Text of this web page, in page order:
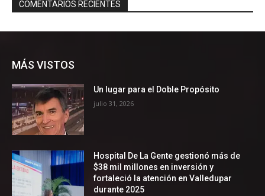
MÁS VISTOS
Un lugar para el Doble Propósito
julio 31, 2026
Hospital De La Gente gestionó más de
$38 mil millones en inversión y
fortaleció la atención en Valledupar
durante 2025